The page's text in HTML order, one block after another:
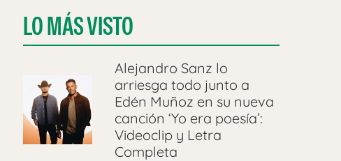
LO MÁS VISTO
Alejandro Sanz lo
arriesga todo junto a
Edén Muñoz en su nueva
canción ‘Yo era poesía’:
Videoclip y Letra
Completa